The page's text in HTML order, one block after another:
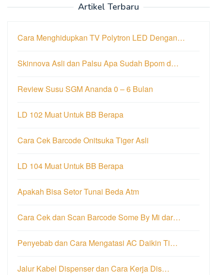
Artikel Terbaru
Cara Menghidupkan TV Polytron LED Dengan…
Skinnova Asli dan Palsu Apa Sudah Bpom d…
Review Susu SGM Ananda 0 – 6 Bulan
LD 102 Muat Untuk BB Berapa
Cara Cek Barcode Onitsuka Tiger Asli
LD 104 Muat Untuk BB Berapa
Apakah Bisa Setor Tunai Beda Atm
Cara Cek dan Scan Barcode Some By Mi dar…
Penyebab dan Cara Mengatasi AC Daikin Ti…
Jalur Kabel Dispenser dan Cara Kerja Dis…